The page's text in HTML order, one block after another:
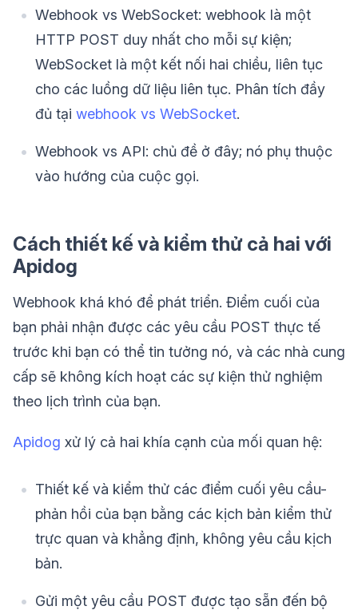
Webhook vs WebSocket: webhook là một
HTTP POST duy nhất cho mỗi sự kiện;
WebSocket là một kết nối hai chiều, liên tục
cho các luồng dữ liệu liên tục. Phân tích đầy
đủ tại webhook vs WebSocket.
Webhook vs API: chủ đề ở đây; nó phụ thuộc
vào hướng của cuộc gọi.
Cách thiết kế và kiểm thử cả hai với
Apidog
Webhook khá khó để phát triển. Điểm cuối của
bạn phải nhận được các yêu cầu POST thực tế
trước khi bạn có thể tin tưởng nó, và các nhà cung
cấp sẽ không kích hoạt các sự kiện thử nghiệm
theo lịch trình của bạn.
Apidog xử lý cả hai khía cạnh của mối quan hệ:
Thiết kế và kiểm thử các điểm cuối yêu cầu-
phản hồi của bạn bằng các kịch bản kiểm thử
trực quan và khẳng định, không yêu cầu kịch
bản.
Gửi một yêu cầu POST được tạo sẵn đến bộ